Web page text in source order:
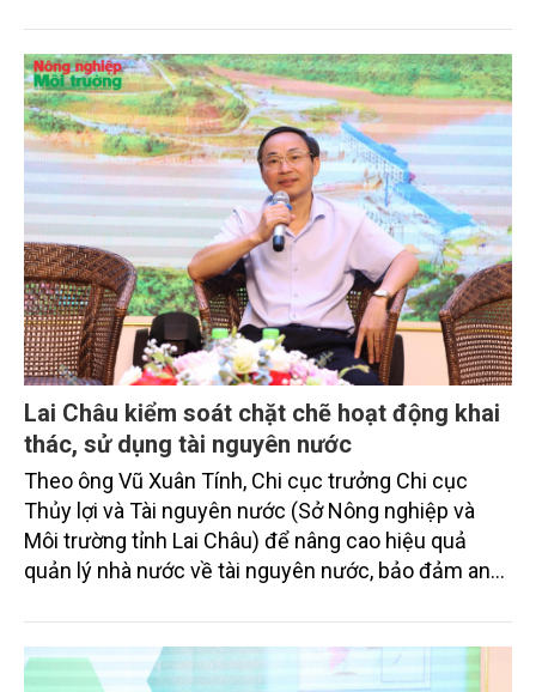
để phát triển bền vững".
Lai Châu kiểm soát chặt chẽ hoạt động khai
thác, sử dụng tài nguyên nước
Theo ông Vũ Xuân Tính, Chi cục trưởng Chi cục
Thủy lợi và Tài nguyên nước (Sở Nông nghiệp và
Môi trường tỉnh Lai Châu) để nâng cao hiệu quả
quản lý nhà nước về tài nguyên nước, bảo đảm an
quy hoạch, kế hoạch, điều tra cơ bản, bảo vệ nguồn
nước và kiểm soát chặt chẽ hoạt động khai thác, sử